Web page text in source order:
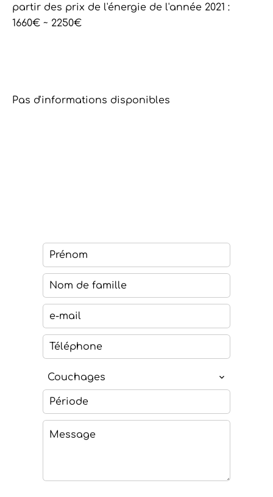
partir des prix de l'énergie de l'année 2021 :
1660€ ~ 2250€
Pas d'informations disponibles
Couchages